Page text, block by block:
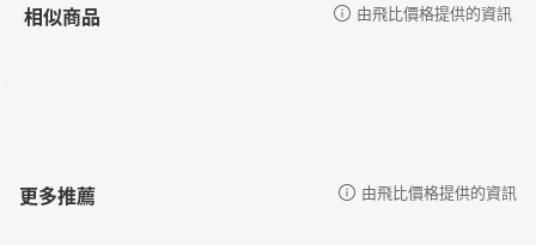
相似商品 由飛比價格提供的資訊
更多推薦 由飛比價格提供的資訊